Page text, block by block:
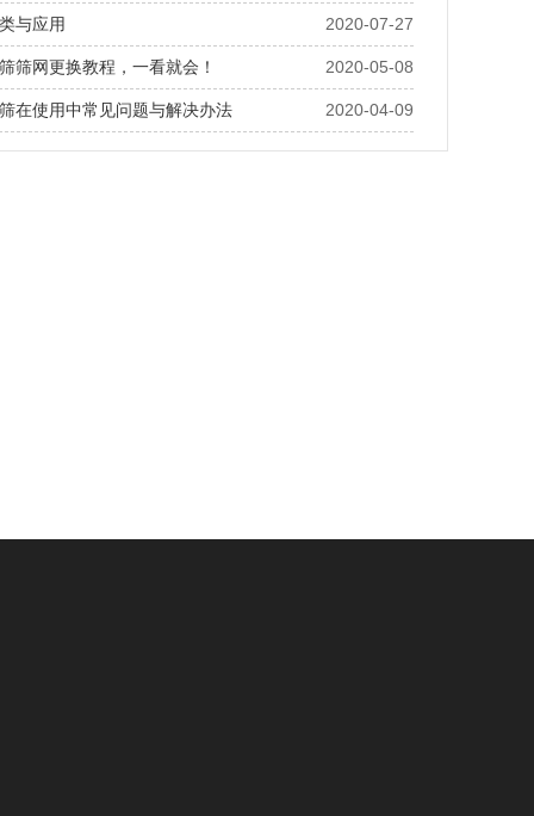
2020-07-27
与应用
2020-05-08
筛网更换教程，一看就会！
2020-04-09
在使用中常见问题与解决办法